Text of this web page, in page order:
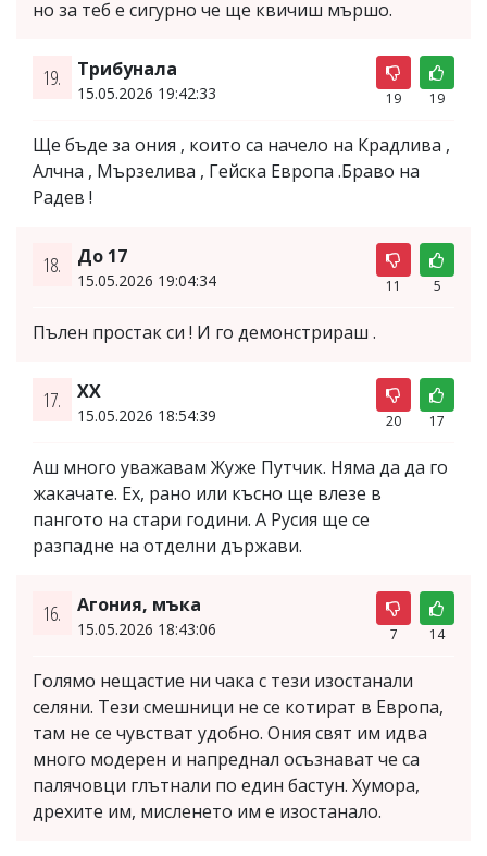
но за теб е сигурно че ще квичиш мършо.
19. Трибунала
15.05.2026 19:42:33 19 19
Ще бъде за ония , които са начело на Крадлива ,
Алчна , Мързелива , Гейска Европа .Браво на
Радев !
18. До 17
15.05.2026 19:04:34 11 5
Пълен простак си ! И го демонстрираш .
17. XX
15.05.2026 18:54:39 20 17
Аш много уважавам Жуже Путчик. Няма да да го
жакачате. Ех, рано или късно ще влезе в
пангото на стари години. А Русия ще се
разпадне на отделни държави.
16. Агония, мъка
15.05.2026 18:43:06 7 14
Голямо нещастие ни чака с тези изостанали
селяни. Тези смешници не се котират в Европа,
там не се чувстват удобно. Ония свят им идва
много модерен и напреднал осъзнават че са
палячовци глътнали по един бастун. Хумора,
дрехите им, мисленето им е изостанало.